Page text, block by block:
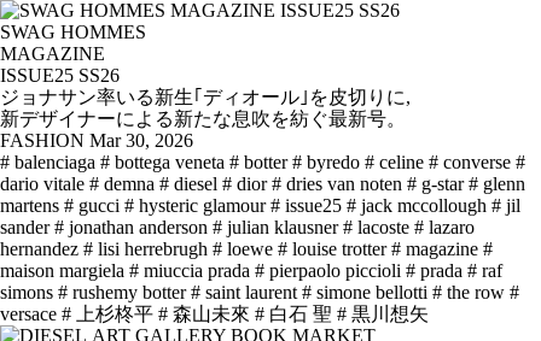
SWAG HOMMES
MAGAZINE
ISSUE25 SS26
ジョナサン率いる新生｢ディオール｣を皮切りに,
新デザイナーによる新たな息吹を紡ぐ最新号。
FASHION Mar 30, 2026
# balenciaga # bottega veneta # botter # byredo # celine # converse #
dario vitale # demna # diesel # dior # dries van noten # g-star # glenn
martens # gucci # hysteric glamour # issue25 # jack mccollough # jil
sander # jonathan anderson # julian klausner # lacoste # lazaro
hernandez # lisi herrebrugh # loewe # louise trotter # magazine #
maison margiela # miuccia prada # pierpaolo piccioli # prada # raf
simons # rushemy botter # saint laurent # simone bellotti # the row #
versace # 上杉柊平 # 森山未來 # 白石 聖 # 黒川想矢